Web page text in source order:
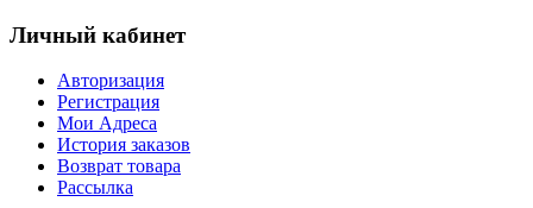
Личный кабинет
Авторизация
Регистрация
Мои Адреса
История заказов
Возврат товара
Рассылка